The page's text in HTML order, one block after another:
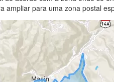
ampliar para uma zona postal